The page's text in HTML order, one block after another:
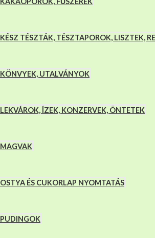
KÉSZ TÉSZTÁK, TÉSZTAPOROK, LISZTEK,
KÖNVYEK, UTALVÁNYOK
LEKVÁROK, ÍZEK, KONZERVEK, ÖNTETEK
MAGVAK
OSTYA ÉS CUKORLAP NYOMTATÁS
PUDINGOK